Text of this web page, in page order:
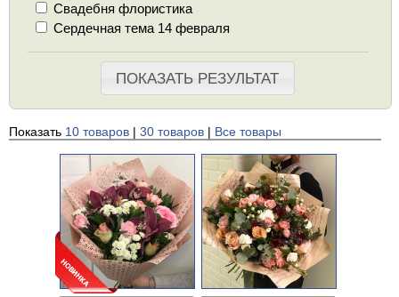
Свадебня флористика
Сердечная тема 14 февраля
ПОКАЗАТЬ РЕЗУЛЬТАТ
Показать 10 товаров | 30 товаров | Все товары